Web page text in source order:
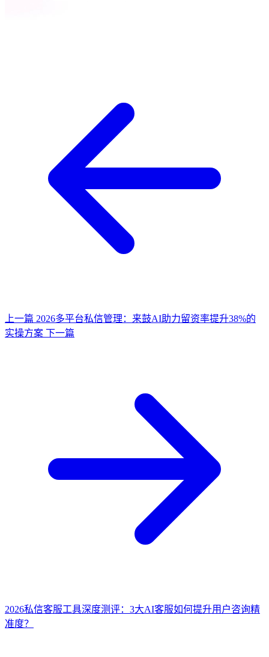
上一篇 2026多平台私信管理：来鼓AI助力留资率提升38%的
实操方案 下一篇
2026私信客服工具深度测评：3大AI客服如何提升用户咨询精
准度？